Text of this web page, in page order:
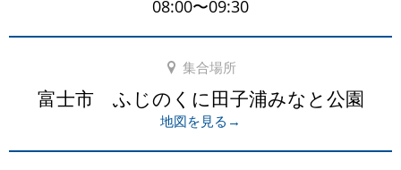
08:00〜09:30
集合場所
富士市 ふじのくに田子浦みなと公園
地図を見る→